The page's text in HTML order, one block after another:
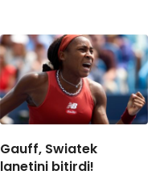
Gauff, Swiatek
lanetini bitirdi!